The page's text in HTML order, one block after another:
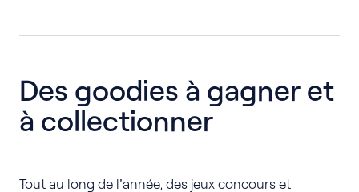
Des goodies à gagner et
à collectionner
Tout au long de l'année, des jeux concours et